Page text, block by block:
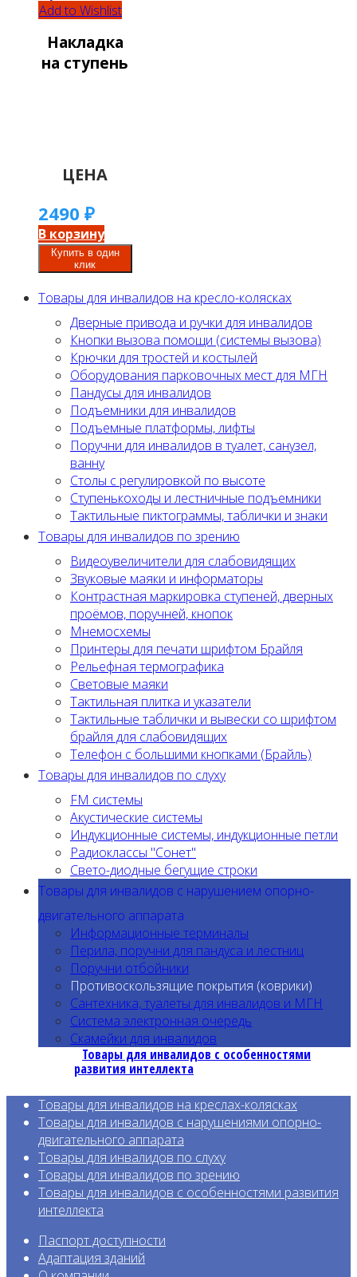
Add to Wishlist
Накладка
на ступень
ЦЕНА
2490 ₽
В корзину
Купить в один
клик
Товары для инвалидов на кресло-колясках
Дверные привода и ручки для инвалидов
Кнопки вызова помощи (системы вызова)
Крючки для тростей и костылей
Оборудования парковочных мест для МГН
Пандусы для инвалидов
Подъемники для инвалидов
Подъемные платформы, лифты
Поручни для инвалидов в туалет, санузел,
ванну
Столы с регулировкой по высоте
Ступенькоходы и лестничные подъемники
Тактильные пиктограммы, таблички и знаки
Товары для инвалидов по зрению
Видеоувеличители для слабовидящих
Звуковые маяки и информаторы
Контрастная маркировка ступеней, дверных
проёмов, поручней, кнопок
Мнемосхемы
Принтеры для печати шрифтом Брайля
Рельефная термографика
Световые маяки
Тактильная плитка и указатели
Тактильные таблички и вывески со шрифтом
брайля для слабовидящих
Телефон с большими кнопками (Брайль)
Товары для инвалидов по слуху
FM системы
Акустические системы
Индукционные системы, индукционные петли
Радиоклассы "Сонет"
Свето-диодные бегущие строки
Товары для инвалидов с нарушением опорно-
двигательного аппарата
Информационные терминалы
Перила, поручни для пандуса и лестниц
Поручни отбойники
Противоскользящие покрытия (коврики)
Сантехника, туалеты для инвалидов и МГН
Система электронная очередь
Скамейки для инвалидов
Товары для инвалидов с особенностями
развития интеллекта
Товары для инвалидов на креслах-колясках
Товары для инвалидов с нарушениями опорно-
двигательного аппарата
Товары для инвалидов по слуху
Товары для инвалидов по зрению
Товары для инвалидов с особенностями развития
интеллекта
Паспорт доступности
Адаптация зданий